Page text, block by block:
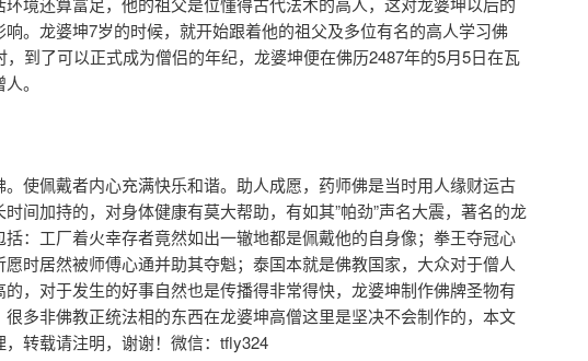
响。龙婆坤7岁的时候，就开始跟着他的祖父及多位有名的高人学习佛
，到了可以正式成为僧侣的年纪，龙婆坤便在佛历2487年的5月5日在瓦
。
。使佩戴者内心充满快乐和谐。助人成愿，药师佛是当时用人缘财运古
间加持的，对身体健康有莫大帮助，有如其”帕劲”声名大震，著名的龙
括：工厂着火幸存者竟然如出一辙地都是佩戴他的自身像；拳王夺冠心
时居然被师傅心通并助其夺魁；泰国本就是佛教国家，大众对于僧人
的，对于发生的好事自然也是传播得非常得快，龙婆坤制作佛牌圣物有
很多非佛教正统法相的东西在龙婆坤高僧这里是坚决不会制作的，本文
，转载请注明，谢谢！微信：tfly324